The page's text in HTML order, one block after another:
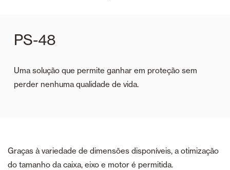
PS-48
Uma solução que permite ganhar em proteção sem
perder nenhuma qualidade de vida.
Graças à variedade de dimensões disponíveis, a otimização
do tamanho da caixa, eixo e motor é permitida.